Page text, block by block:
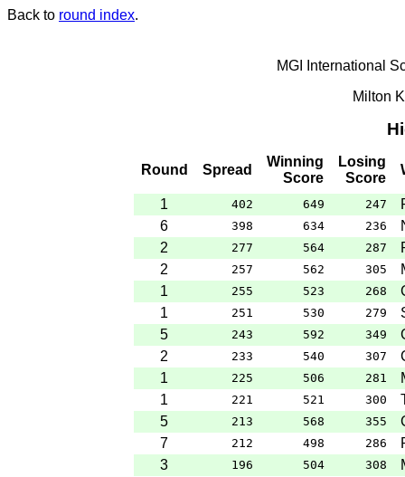
Back to round index.
MGI International
Milton
Round Spread
Winning
Score
Losing
Score
1 402 649 247
6
398 634 236
2
277 564 287
2
257 562 305
1
255 523 268
1
251 530 279
5
243 592 349
2
233 540 307
1
225 506 281
1
221 521 300
5
213 568 355
7
212 498 286
3
196 504 308